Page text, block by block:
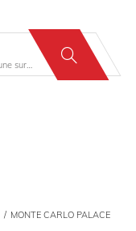
MONTE CARLO PALACE